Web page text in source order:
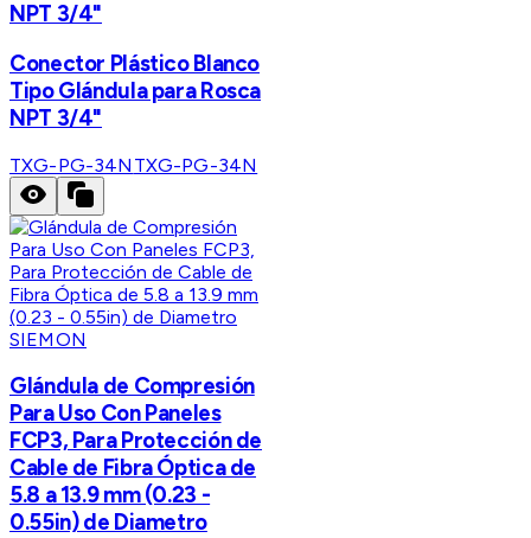
NPT 3/4"
Conector Plástico Blanco
Tipo Glándula para Rosca
NPT 3/4"
TXG-PG-34N TXG-PG-34N
SIEMON
Glándula de Compresión
Para Uso Con Paneles
FCP3, Para Protección de
Cable de Fibra Óptica de
5.8 a 13.9 mm (0.23 -
0.55in) de Diametro